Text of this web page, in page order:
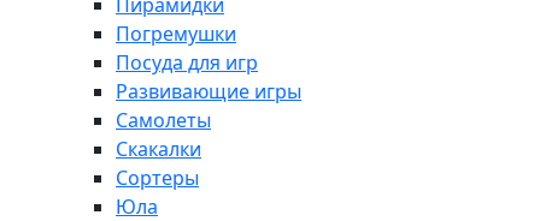
Погремушки
Посуда для игр
Развивающие игры
Самолеты
Скакалки
Сортеры
Юла